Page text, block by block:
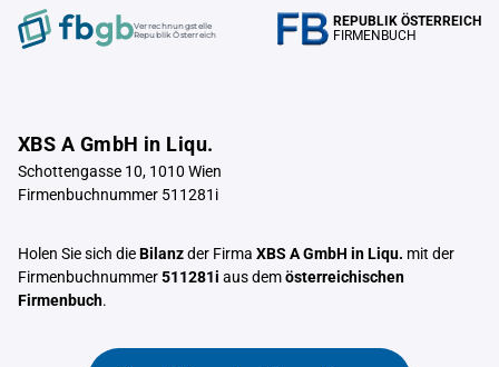
Verrechnungstelle
Republik Österreich
REPUBLIK ÖSTERREICH
FIRMENBUCH
XBS A GmbH in Liqu.
Schottengasse 10, 1010 Wien
Firmenbuchnummer 511281i
Holen Sie sich dieBilanzder Firma XBS A GmbH in Liqu. mit der
Firmenbuchnummer511281i aus demösterreichischen
Firmenbuch.